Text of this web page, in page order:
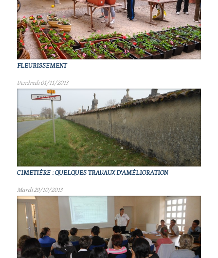
FLEURISSEMENT
Vendredi 01/11/2013
CIMETIÈRE : QUELQUES TRAVAUX D'AMÉLIORATION
Mardi 29/10/2013